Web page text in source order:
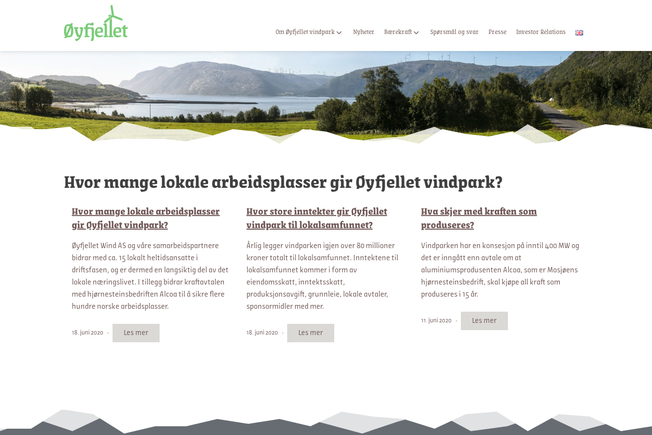
Om Øyfjellet vindpark Nyheter Bærekraft Spørsmål og svar Presse Investor Relations
Hvor mange lokale arbeidsplasser gir Øyfjellet vindpark?
Hvor mange lokale arbeidsplasser
gir Øyfjellet vindpark?
Øyfjellet Wind AS og våre samarbeidspartnere
bidrar med ca. 15 lokalt heltidsansatte i
driftsfasen, og er dermed en langsiktig del av det
lokale næringslivet. I tillegg bidrar kraftavtalen
med hjørnesteinsbedriften Alcoa til å sikre flere
hundre norske arbeidsplasser.
18. juni 2020 Les mer
Hvor store inntekter gir Øyfjellet
vindpark til lokalsamfunnet?
Årlig legger vindparken igjen over 80 millioner
kroner totalt til lokalsamfunnet. Inntektene til
lokalsamfunnet kommer i form av
eiendomsskatt, inntektsskatt,
produksjonsavgift, grunnleie, lokale avtaler,
sponsormidler med mer.
18. juni 2020 Les mer
Hva skjer med kraften som
produseres?
Vindparken har en konsesjon på inntil 400 MW og
det er inngått enn avtale om at
aluminiumsprodusenten Alcoa, som er Mosjøens
hjørnesteinsbedrift, skal kjøpe all kraft som
produseres i 15 år.
11. juni 2020 Les mer